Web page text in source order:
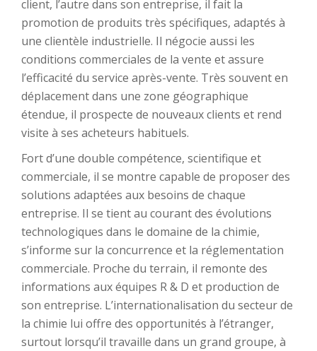
client, l’autre dans son entreprise, il fait la
promotion de produits très spécifiques, adaptés à
une clientèle industrielle. Il négocie aussi les
conditions commerciales de la vente et assure
l’efficacité du service après-vente. Très souvent en
déplacement dans une zone géographique
étendue, il prospecte de nouveaux clients et rend
visite à ses acheteurs habituels.
Fort d’une double compétence, scientifique et
commerciale, il se montre capable de proposer des
solutions adaptées aux besoins de chaque
entreprise. Il se tient au courant des évolutions
technologiques dans le domaine de la chimie,
s’informe sur la concurrence et la réglementation
commerciale. Proche du terrain, il remonte des
informations aux équipes R & D et production de
son entreprise. L’internationalisation du secteur de
la chimie lui offre des opportunités à l’étranger,
surtout lorsqu’il travaille dans un grand groupe, à